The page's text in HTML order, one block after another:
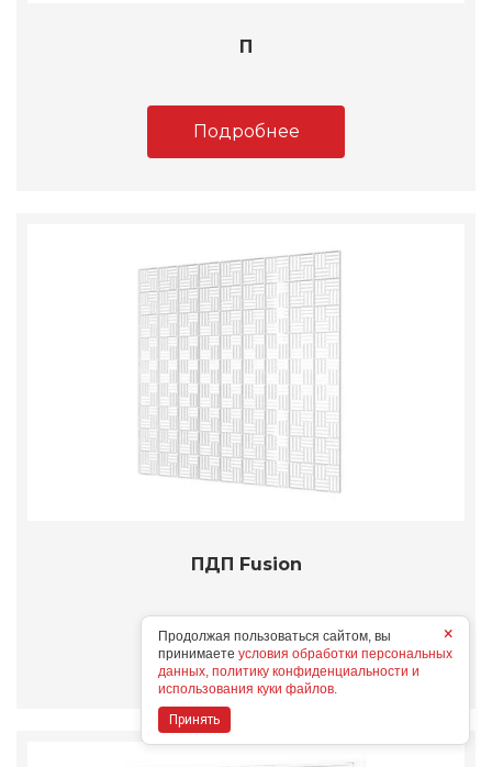
П
Подробнее
ПДП Fusion
Подробнее
×
Продолжая пользоваться сайтом, вы
принимаете условия обработки персональных
данных, политику конфиденциальности и
использования куки файлов.
Принять